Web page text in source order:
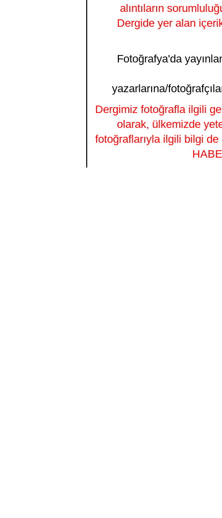
alıntıların
Dergide yer alan
Fotoğrafya'da
yazarlarına/
Dergimiz fotoğrafla ilgili
olarak, ülkemizde
fotoğraflarıyla ilgili bilgi